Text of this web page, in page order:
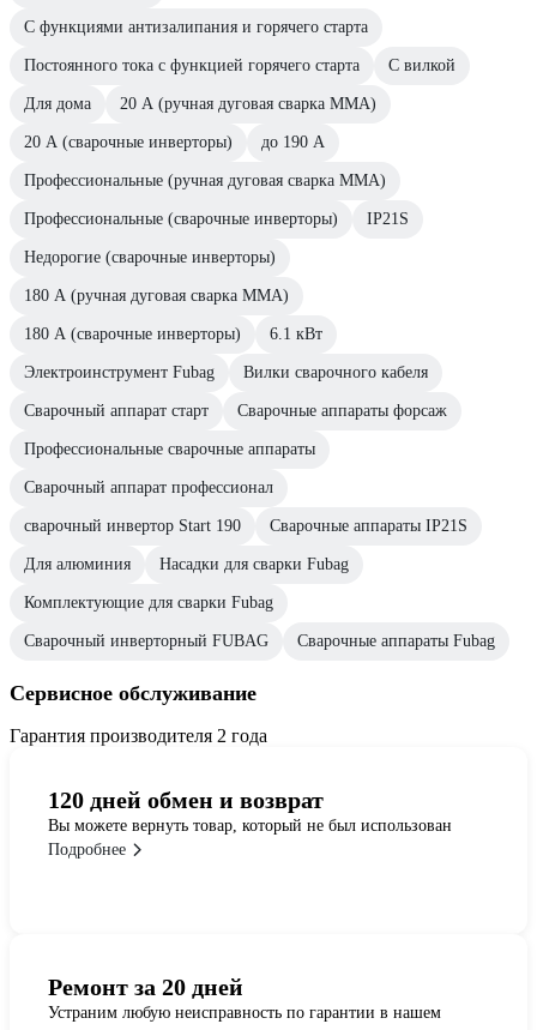
С функциями антизалипания и горячего старта
Постоянного тока с функцией горячего старта С вилкой
Для дома 20 А (ручная дуговая сварка MMA)
20 А (сварочные инверторы) до 190 А
Профессиональные (ручная дуговая сварка MMA)
Профессиональные (сварочные инверторы) IP21S
Недорогие (сварочные инверторы)
180 А (ручная дуговая сварка MMA)
180 А (сварочные инверторы) 6.1 кВт
Электроинструмент Fubag Вилки сварочного кабеля
Сварочный аппарат старт Сварочные аппараты форсаж
Профессиональные сварочные аппараты
Сварочный аппарат профессионал
сварочный инвертор Start 190 Сварочные аппараты IP21S
Для алюминия Насадки для сварки Fubag
Комплектующие для сварки Fubag
Сварочный инверторный FUBAG Сварочные аппараты Fubag
Сервисное обслуживание
Гарантия производителя 2 года
120 дней обмен и возврат
Вы можете вернуть товар, который не был использован
Подробнее
Ремонт за 20 дней
Устраним любую неисправность по гарантии в нашем